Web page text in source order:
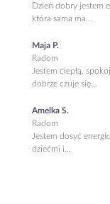
Dzień dobry jestem
która sama ma...
Maja P.
Radom
Jestem ciepłą,
dobrze czuje się...
Amelka S.
Radom
Jestem dosyć
dziećmi i...